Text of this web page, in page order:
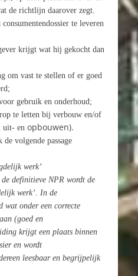
de richtlijn daarover zegt.
te leveren
krijgt wat hij gekocht dan
om vast te stellen of er goed
gebruik en onderhoud;
te letten bij verbouw en/of
uit- en opbouwen).
volgende passage
werk’
definitieve NPR wordt de
werk’. In de
wat onder een correcte
(goed en
krijgt een plaats binnen
en wordt
leesbaar en begrijpelijk